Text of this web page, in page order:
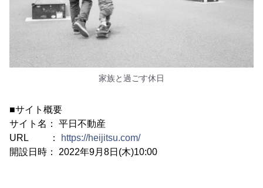
家族と過ごす休日
■サイト概要
サイト名： 平日不動産
URL ：
https://heijitsu.com/
開設日時： 2022年9月8日(木)10:00